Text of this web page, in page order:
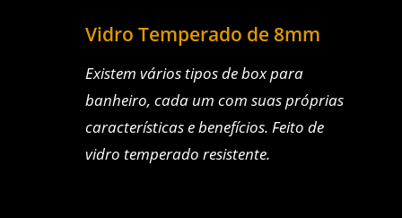
Vidro Temperado de 8mm
Existem vários tipos de box para
banheiro, cada um com suas próprias
características e benefícios. Feito de
vidro temperado resistente.